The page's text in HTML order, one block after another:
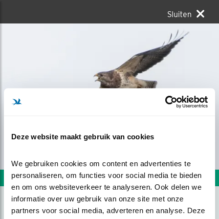
Deze website maakt gebruik van cookies
We gebruiken cookies om content en advertenties te
personaliseren, om functies voor social media te bieden
en om ons websiteverkeer te analyseren. Ook delen we
informatie over uw gebruik van onze site met onze
partners voor social media, adverteren en analyse. Deze
Sluiten
Volgende foto Vorige foto